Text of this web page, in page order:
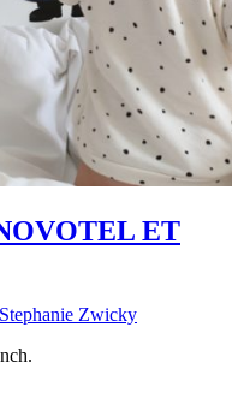
ET
Stephanie Zwicky